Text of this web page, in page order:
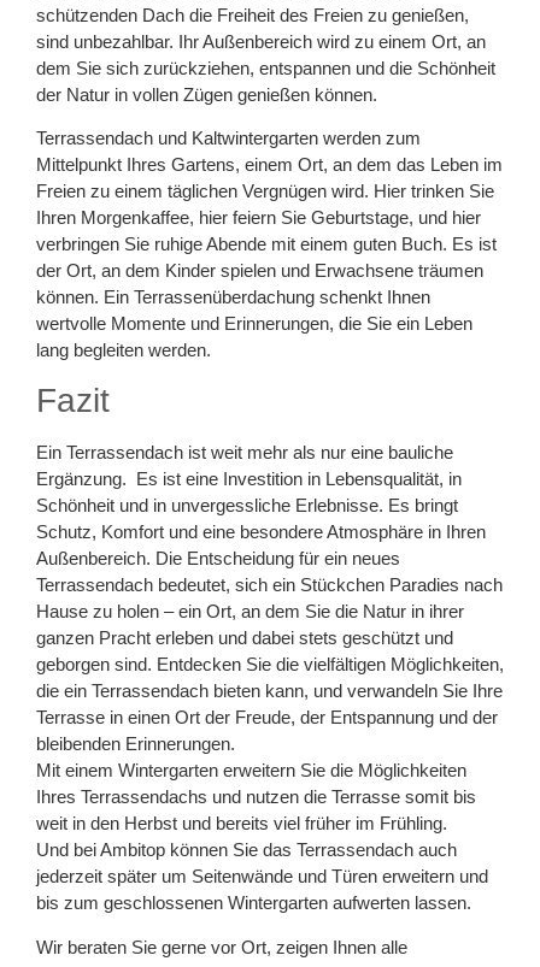
schützenden Dach die Freiheit des Freien zu genießen,
sind unbezahlbar. Ihr Außenbereich wird zu einem Ort, an
dem Sie sich zurückziehen, entspannen und die Schönheit
der Natur in vollen Zügen genießen können.
Terrassendach und Kaltwintergarten werden zum
Mittelpunkt Ihres Gartens, einem Ort, an dem das Leben im
Freien zu einem täglichen Vergnügen wird. Hier trinken Sie
Ihren Morgenkaffee, hier feiern Sie Geburtstage, und hier
verbringen Sie ruhige Abende mit einem guten Buch. Es ist
der Ort, an dem Kinder spielen und Erwachsene träumen
können. Ein Terrassenüberdachung schenkt Ihnen
wertvolle Momente und Erinnerungen, die Sie ein Leben
lang begleiten werden.
Fazit
Ein Terrassendach ist weit mehr als nur eine bauliche
Ergänzung. Es ist eine Investition in Lebensqualität, in
Schönheit und in unvergessliche Erlebnisse. Es bringt
Schutz, Komfort und eine besondere Atmosphäre in Ihren
Außenbereich. Die Entscheidung für ein neues
Terrassendach bedeutet, sich ein Stückchen Paradies nach
Hause zu holen – ein Ort, an dem Sie die Natur in ihrer
ganzen Pracht erleben und dabei stets geschützt und
geborgen sind. Entdecken Sie die vielfältigen Möglichkeiten,
die ein Terrassendach bieten kann, und verwandeln Sie Ihre
Terrasse in einen Ort der Freude, der Entspannung und der
bleibenden Erinnerungen.
Mit einem Wintergarten erweitern Sie die Möglichkeiten
Ihres Terrassendachs und nutzen die Terrasse somit bis
weit in den Herbst und bereits viel früher im Frühling.
Und bei Ambitop können Sie das Terrassendach auch
jederzeit später um Seitenwände und Türen erweitern und
bis zum geschlossenen Wintergarten aufwerten lassen.
Wir beraten Sie gerne vor Ort, zeigen Ihnen alle